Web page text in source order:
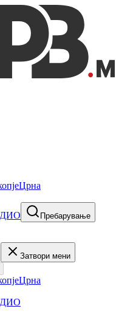
Црна
Пребарување
Затвори мени
Црна